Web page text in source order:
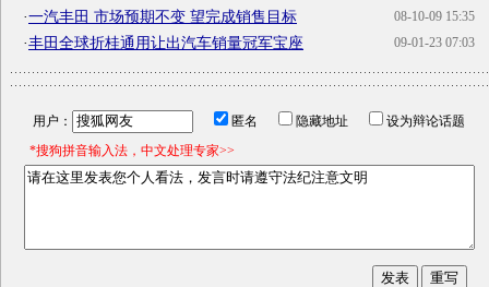
08-10-09 15:35
·一汽丰田 市场预期不变 望完成销售目标
09-01-23 07:03
·丰田全球折桂通用让出汽车销量冠军宝座
用户： 匿名 隐藏地址
设为辩论话题
*搜狗拼音输入法，中文处理专家>>